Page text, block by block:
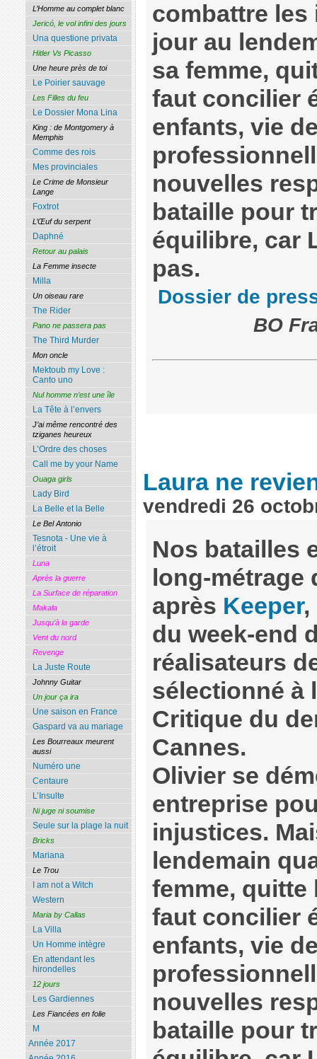
combattre les
jour au
sa femme,
faut concilier
enfants, vie
nouvelles
bataille pour
équilibre, car
pas.
Dossier de
BO
Laura ne
vendredi 26
Nos batailles
long-métrage
après Keeper,
du week-end
réalisateurs
sélectionné à
Critique du
Cannes.
Olivier se
entreprise
injustices.
lendemain
femme, quitte
faut concilier
enfants, vie
nouvelles
bataille pour
L’Homme au complet blanc
Jericó, le vol infini des jours
Una questione privata
Hitler Vs Picasso
Une heure près de toi
Le Poirier sauvage
Les Filles du feu
Le Dossier Mona Lina
King : de Montgomery à
Memphis
Comme des rois
Mes provinciales
Le Crime de Monsieur
Lange
Foxtrot
L’Œuf du serpent
Daphné
Retour au palais
La Femme insecte
Milla
Un oiseau rare
The Rider
Pano ne passera pas
The Third Murder
Mon oncle
Mektoub my Love :
Canto uno
Nul homme n’est une île
La Tête à l’envers
J’ai même rencontré des
tziganes heureux
L’Ordre des choses
Call me by your Name
Ouaga girls
Lady Bird
La Belle et la Belle
Le Bel Antonio
Tesnota - Une vie à
l’étroit
Luna
Après la guerre
La Surface de réparation
Makala
Jusqu’à la garde
Vent du nord
Revenge
La Juste Route
Johnny Guitar
Un jour ça ira
Une saison en France
Gaspard va au mariage
Les Bourreaux meurent
aussi
Numéro une
Centaure
L’Insulte
Ni juge ni soumise
Seule sur la plage la nuit
Bricks
Mariana
Le Trou
I am not a Witch
Western
Maria by Callas
La Villa
Un Homme intègre
En attendant les
hirondelles
12 jours
Les Gardiennes
Les Fiancées en folie
M
Année 2017